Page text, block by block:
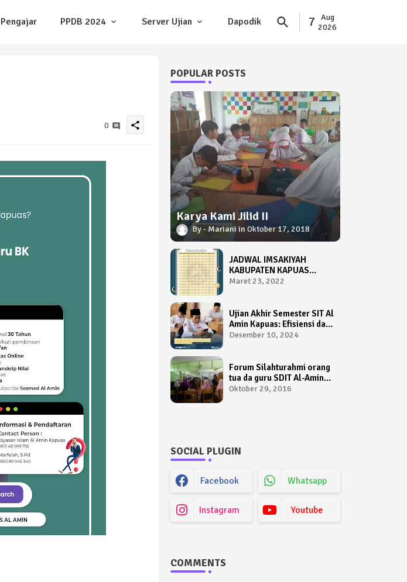
PPDB 2024 Server Ujian Dapodik 7
Aug
2026
0 share
POPULAR POSTS
Karya Kami Jilid II
Mariani Oktober 17, 2018
JADWAL IMSAKIYAH
KABUPATEN KAPUAS
TAHUN 1443 HIJRIAH /
Maret 23, 2022
Ujian Akhir Semester SIT Al
Amin Kapuas: Efisiensi dan
Kemudahan Menggunakan
Desember 10, 2024
Forum Silahturahmi orang
tua da guru SDIT Al-Amin
Kapuas
Oktober 29, 2016
SOCIAL PLUGIN
Facebook Whatsapp
Instagram Youtube
COMMENTS